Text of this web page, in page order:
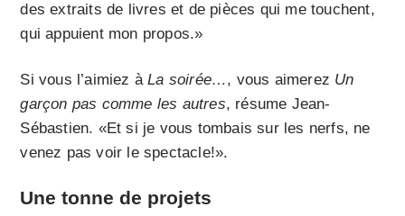
des extraits de livres et de pièces qui me touchent,
qui appuient mon propos.»
Si vous l’aimiez àLa soirée…, vous aimerez Un
garçon pas comme les autres, résume Jean-
Sébastien. «Et si je vous tombais sur les nerfs, ne
venez pas voir le spectacle!».
Une tonne de projets